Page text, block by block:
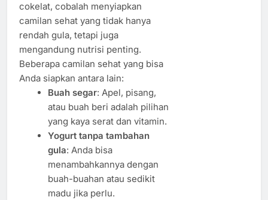
cokelat, cobalah menyiapkan
camilan sehat yang tidak hanya
rendah gula, tetapi juga
mengandung nutrisi penting.
Beberapa camilan sehat yang bisa
Anda siapkan antara lain:
Buah segar: Apel, pisang,
atau buah beri adalah pilihan
yang kaya serat dan vitamin.
Yogurt tanpa tambahan
gula: Anda bisa
menambahkannya dengan
buah-buahan atau sedikit
madu jika perlu.